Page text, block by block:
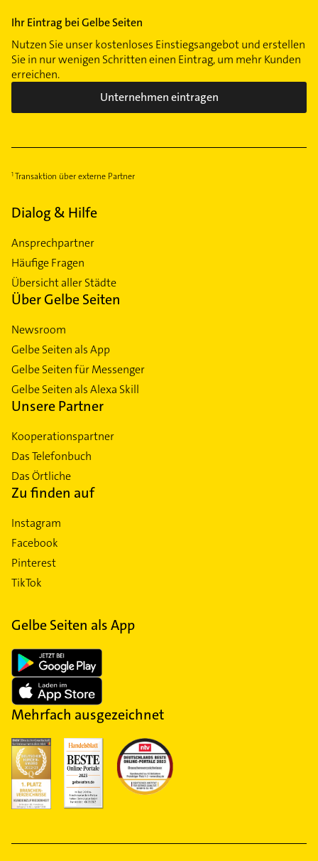
Ihr Eintrag bei Gelbe Seiten
Nutzen Sie unser kostenloses Einstiegsangebot und erstellen
Sie in nur wenigen Schritten einen Eintrag, um mehr Kunden
erreichen.
Unternehmen eintragen
Transaktion über externe Partner
Dialog & Hilfe
Ansprechpartner
Häufige Fragen
Übersicht aller Städte
Über Gelbe Seiten
Newsroom
Gelbe Seiten als App
Gelbe Seiten für Messenger
Gelbe Seiten als Alexa Skill
Unsere Partner
Kooperationspartner
Das Telefonbuch
Das Örtliche
Zu finden auf
Instagram
Facebook
Pinterest
TikTok
Gelbe Seiten als App
Mehrfach ausgezeichnet